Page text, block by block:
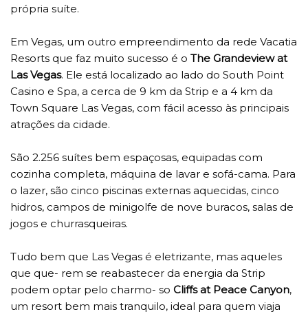
própria suíte.
Em Vegas, um outro empreendimento da rede Vacatia
Resorts que faz muito sucesso é o The Grandeview at
Las Vegas. Ele está localizado ao lado do South Point
Casino e Spa, a cerca de 9 km da Strip e a 4 km da
Town Square Las Vegas, com fácil acesso às principais
atrações da cidade.
São 2.256 suítes bem espaçosas, equipadas com
cozinha completa, máquina de lavar e sofá-cama. Para
o lazer, são cinco piscinas externas aquecidas, cinco
hidros, campos de minigolfe de nove buracos, salas de
jogos e churrasqueiras.
Tudo bem que Las Vegas é eletrizante, mas aqueles
que que- rem se reabastecer da energia da Strip
podem optar pelo charmo- so Cliffs at Peace Canyon,
um resort bem mais tranquilo, ideal para quem viaja